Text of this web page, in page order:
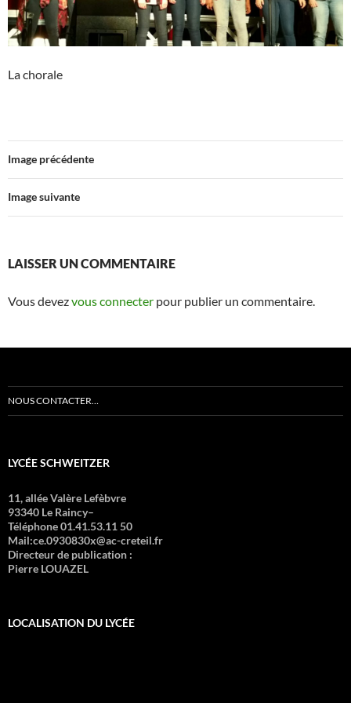
La chorale
Image précédente
Image suivante
LAISSER UN COMMENTAIRE
Vous devezvous connecter pour publier un commentaire.
NOUS CONTACTER…
LYCÉE SCHWEITZER
11, allée Valère Lefèbvre
93340 Le Raincy–
Téléphone 01.41.53.11 50
Mail:ce.0930830x@ac-creteil.fr
Directeur de publication :
Pierre LOUAZEL
LOCALISATION DU LYCÉE